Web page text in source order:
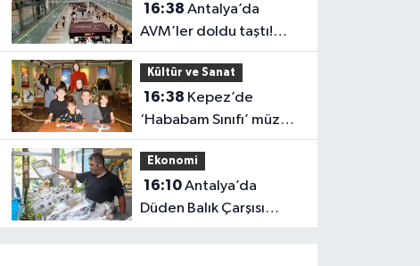
16:38
AVM’ler doldu taştı!
vatandaşların geliş
nedeni farklı çıktı
Kültür ve Sanat
16:38
‘Hababam Sınıfı’ müzesi
boş kalmıyor: Ayda 7 bin
ziyaretçi
Ekonomi
16:10Antalya’da
Düden Balık Çarşısı
balıkseverlerin uğrak